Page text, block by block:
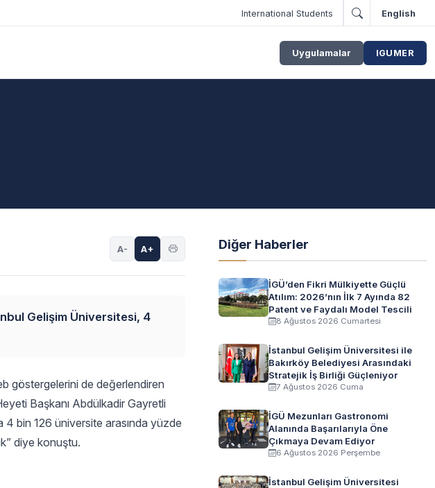
International Students English
Uygulamalar IGUMER
A- A+
Gelişim Üniversitesi, 4
göstergelerini de değerlendiren
Başkanı Abdülkadir Gayretli
4 bin 126 üniversite arasında yüzde
diye konuştu.
Diğer Haberler
İGÜ’den Fikri Mülkiyette Güçlü
Atılım: 2026’nın İlk 7 Ayında 82
Patent ve Faydalı Model Tescili
8 Ağustos 2026 Cumartesi
İstanbul Gelişim Üniversitesi ile
Bakırköy Belediyesi Arasındaki
Stratejik İş Birliği Güçleniyor
7 Ağustos 2026 Cuma
İGÜ Mezunları Gastronomi
Alanında Başarılarıyla Öne
Çıkmaya Devam Ediyor
6 Ağustos 2026 Perşembe
İstanbul Gelişim Üniversitesi